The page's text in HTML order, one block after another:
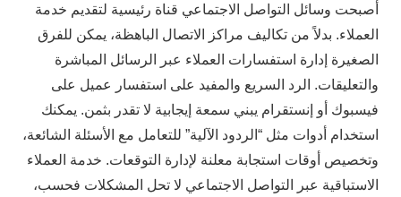
أصبحت وسائل التواصل الاجتماعي قناة رئيسية لتقديم خدمة
العملاء. بدلاً من تكاليف مراكز الاتصال الباهظة، يمكن للفرق
الصغيرة إدارة استفسارات العملاء عبر الرسائل المباشرة
والتعليقات. الرد السريع والمفيد على استفسار عميل على
فيسبوك أو إنستقرام يبني سمعة إيجابية لا تقدر بثمن. يمكنك
استخدام أدوات مثل “الردود الآلية” للتعامل مع الأسئلة الشائعة،
وتخصيص أوقات استجابة معلنة لإدارة التوقعات. خدمة العملاء
الاستباقية عبر التواصل الاجتماعي لا تحل المشكلات فحسب،